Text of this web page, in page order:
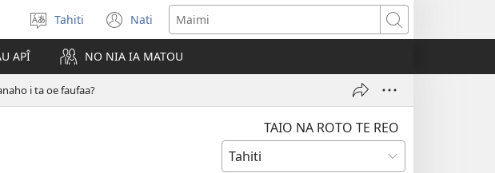
Maiti
te
reo
Tahiti Nati
(opens
new
window)
Maimi
APÎ NO NIA IA MATOU
i ta oe faufaa?
TAIO NA ROTO TE REO